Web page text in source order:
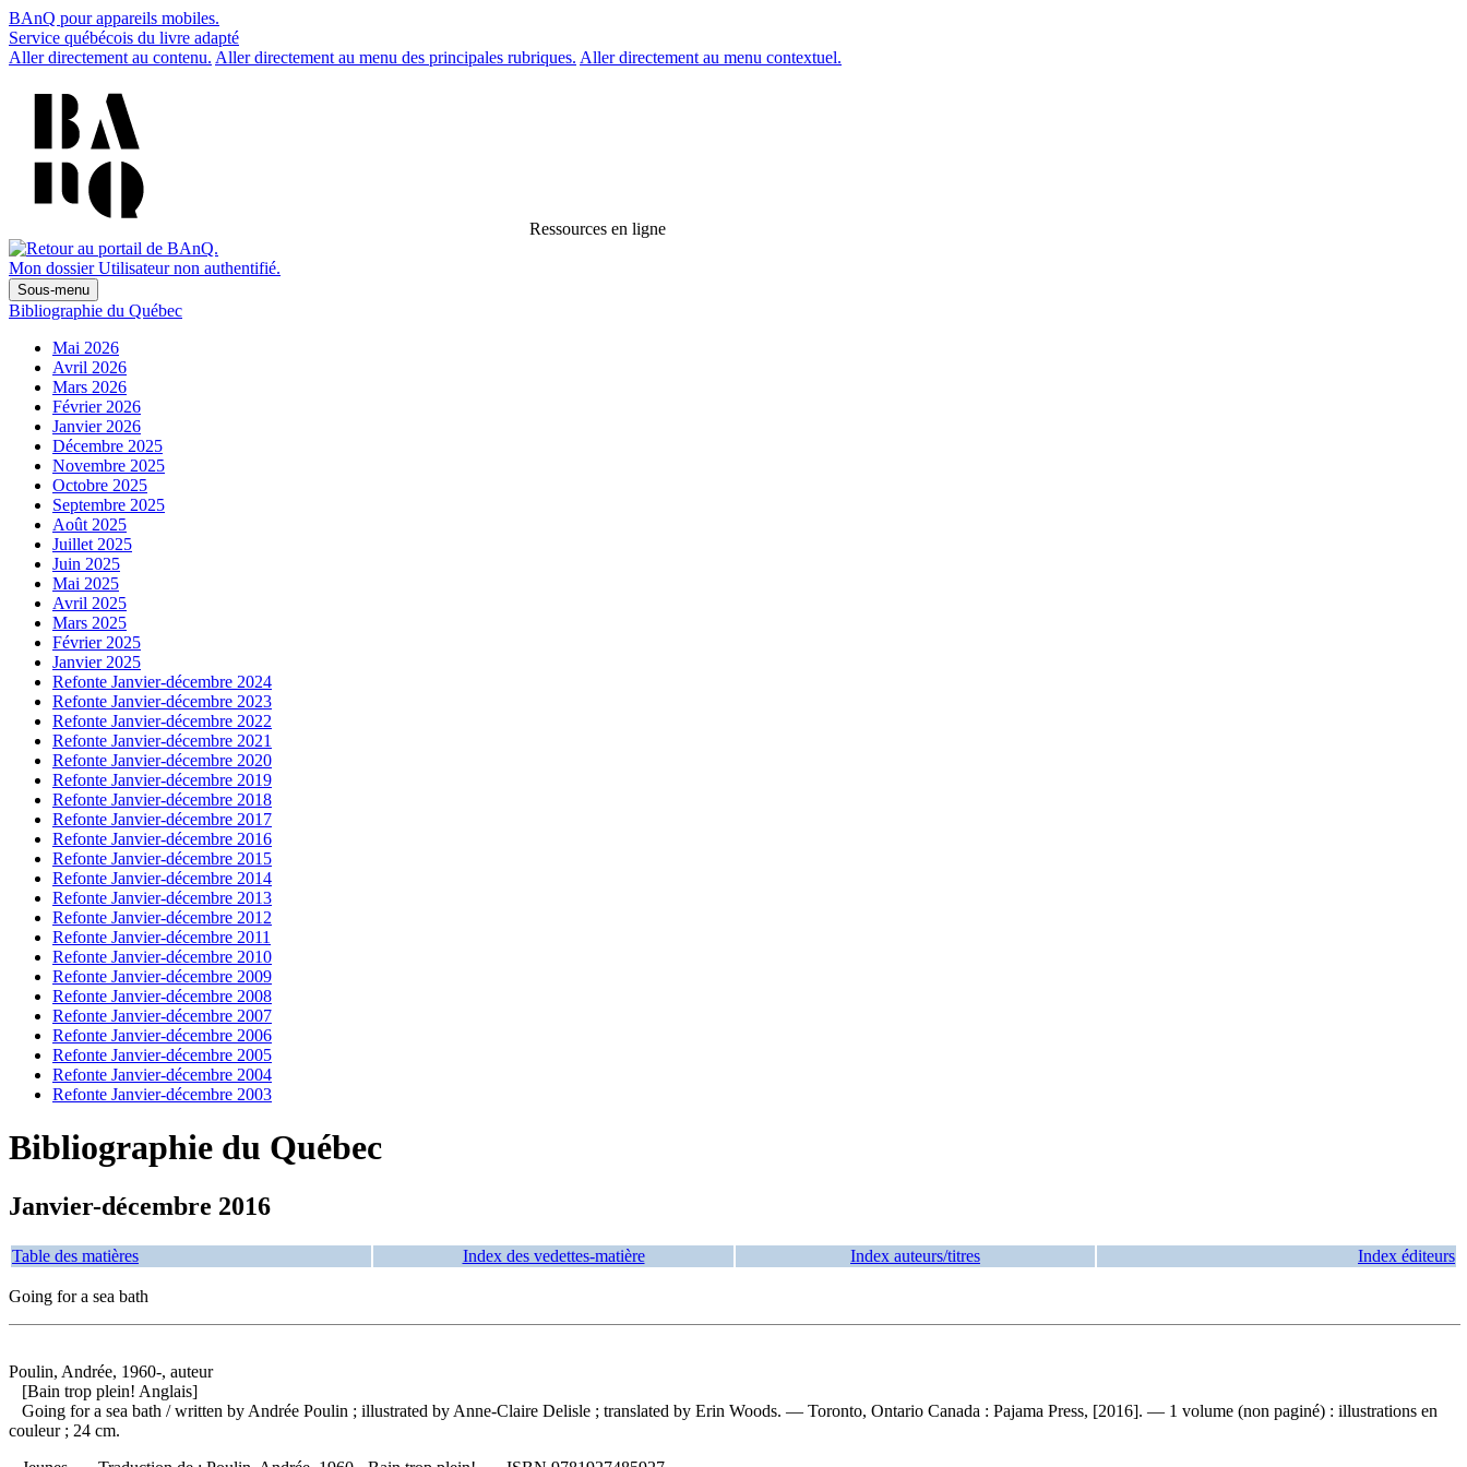
BAnQ pour appareils mobiles.
Service québécois du livre adapté
Aller directement au contenu. Aller directement au menu des principales rubriques. Aller directement au menu contextuel.
Ressources en ligne
Mon dossier Utilisateur non authentifié.
Sous-menu
Bibliographie du Québec
Mai 2026
Avril 2026
Mars 2026
Février 2026
Janvier 2026
Décembre 2025
Novembre 2025
Octobre 2025
Septembre 2025
Août 2025
Juillet 2025
Juin 2025
Mai 2025
Avril 2025
Mars 2025
Février 2025
Janvier 2025
Refonte Janvier-décembre 2024
Refonte Janvier-décembre 2023
Refonte Janvier-décembre 2022
Refonte Janvier-décembre 2021
Refonte Janvier-décembre 2020
Refonte Janvier-décembre 2019
Refonte Janvier-décembre 2018
Refonte Janvier-décembre 2017
Refonte Janvier-décembre 2016
Refonte Janvier-décembre 2015
Refonte Janvier-décembre 2014
Refonte Janvier-décembre 2013
Refonte Janvier-décembre 2012
Refonte Janvier-décembre 2011
Refonte Janvier-décembre 2010
Refonte Janvier-décembre 2009
Refonte Janvier-décembre 2008
Refonte Janvier-décembre 2007
Refonte Janvier-décembre 2006
Refonte Janvier-décembre 2005
Refonte Janvier-décembre 2004
Refonte Janvier-décembre 2003
Bibliographie du Québec
Janvier-décembre 2016
Table des matières Index des vedettes-matière Index auteurs/titres Index éditeurs
Going for a sea bath
Poulin, Andrée, 1960-, auteur
[Bain trop plein! Anglais]
Going for a sea bath / written by Andrée Poulin ; illustrated by Anne-Claire Delisle ; translated by Erin Woods. — Toronto, Ontario Canada : Pajama Press, [2016]. — 1 volume (non paginé) : illustrations en
couleur ; 24 cm.